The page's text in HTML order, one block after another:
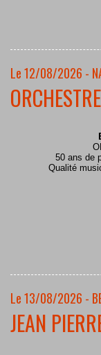
Le 12/08/2026 -
50 ans de
Qualité
Le 13/08/2026 -
JEAN